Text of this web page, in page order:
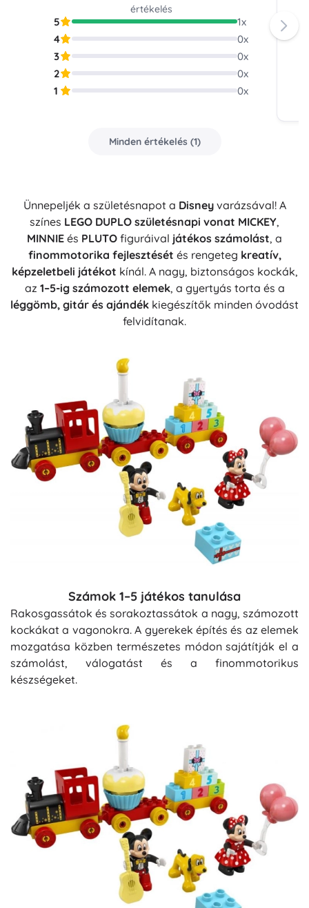
értékelés
5 1x
4
0x
3
0x
2
0x
1
0x
Minden értékelés(1)
Ünnepeljék a születésnapot a Disneyvarázsával! A
színes LEGO DUPLO születésnapi vonat MICKEY,
MINNIE és PLUTO figuráival játékos számolást, a
finommotorika fejlesztését és rengeteg kreatív,
képzeletbeli játékot kínál. A nagy, biztonságos kockák,
az 1–5-ig számozott elemek, a gyertyás torta és a
léggömb, gitár és ajándék kiegészítők minden óvodást
felvidítanak.
Számok 1–5 játékos tanulása
Rakosgassátok és sorakoztassátok a nagy, számozott
kockákat a vagonokra. A gyerekek építés és az elemek
mozgatása közben természetes módon sajátítják el a
számolást, válogatást és a finommotorikus
készségeket.